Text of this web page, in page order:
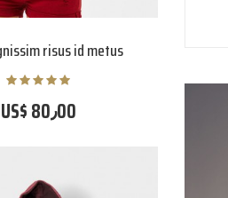
risus id metus
US$ 80٫00